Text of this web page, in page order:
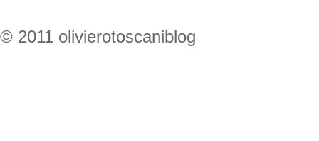
© 2011 olivierotoscaniblog